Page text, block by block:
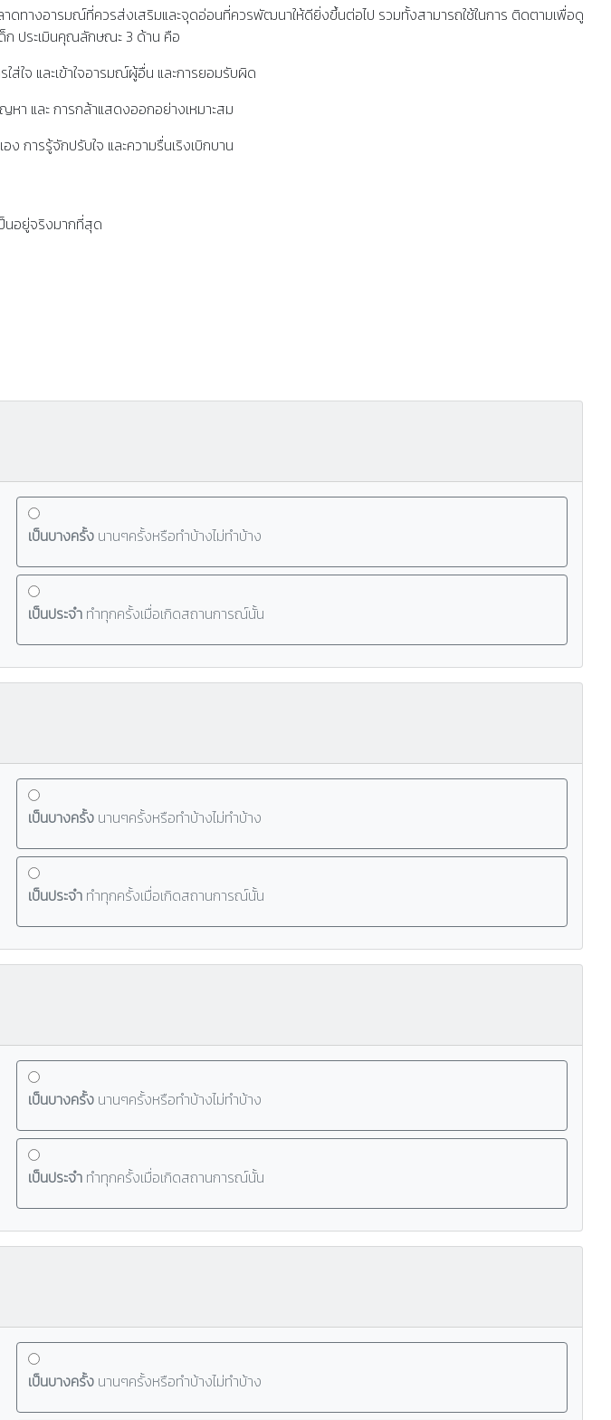
ทางอารมณ์ที่ควรส่งเสริมและจุดอ่อนที่ควรพัฒนาให้ดียิ่งขึ้นต่อไป รวมทั้งสามารถใช้ในการ ติดตามเพื่อดู
ก ประเมินคุณลักษณะ 3 ด้าน คือ
ใจ และเข้าใจอารมณ์ผู้อื่น และการยอมรับผิด
า และ การกล้าแสดงออกอย่างเหมาะสม
การรู้จักปรับใจ และความรื่นเริงเบิกบาน
นอยู่จริงมากที่สุด
เป็นบางครั้ง นานๆครั้งหรือทำบ้างไม่ทำบ้าง
เป็นประจำ ทำทุกครั้งเมื่อเกิดสถานการณ์นั้น
เป็นบางครั้ง นานๆครั้งหรือทำบ้างไม่ทำบ้าง
เป็นประจำ ทำทุกครั้งเมื่อเกิดสถานการณ์นั้น
เป็นบางครั้ง นานๆครั้งหรือทำบ้างไม่ทำบ้าง
เป็นประจำ ทำทุกครั้งเมื่อเกิดสถานการณ์นั้น
เป็นบางครั้ง นานๆครั้งหรือทำบ้างไม่ทำบ้าง